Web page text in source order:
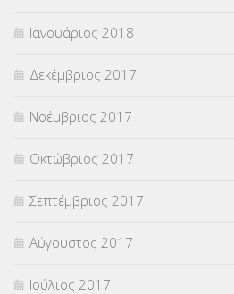
Ιανουάριος 2018
Δεκέμβριος 2017
Νοέμβριος 2017
Οκτώβριος 2017
Σεπτέμβριος 2017
Αύγουστος 2017
Ιούλιος 2017